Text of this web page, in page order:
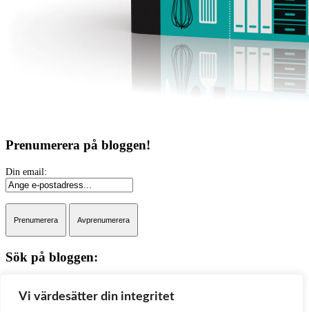
Vi värdesätter din integritet
Prenumerera på bloggen!
Sök på bloggen:
Sök